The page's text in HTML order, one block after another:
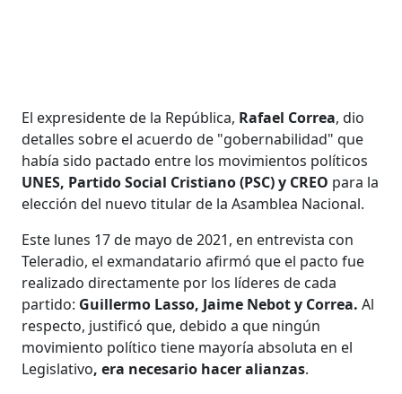
El expresidente de la República, Rafael Correa, dio
detalles sobre el acuerdo de "gobernabilidad" que
había sido pactado entre los movimientos políticos
UNES, Partido Social Cristiano (PSC) y CREO para la
elección del nuevo titular de la Asamblea Nacional.
Este lunes 17 de mayo de 2021, en entrevista con
Teleradio, el exmandatario afirmó que el pacto fue
realizado directamente por los líderes de cada
partido: Guillermo Lasso, Jaime Nebot y Correa.Al
respecto, justificó que, debido a que ningún
movimiento político tiene mayoría absoluta en el
Legislativo, era necesario hacer alianzas.